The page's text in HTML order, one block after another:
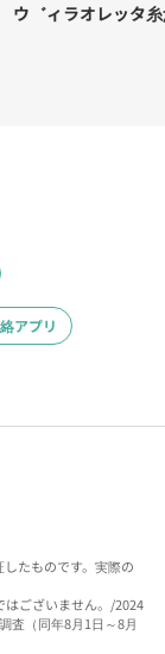
ウ゛ィラオレッタ
アプリ
たものです。実際の
はございません。/2024
査（同年8月1日～8月